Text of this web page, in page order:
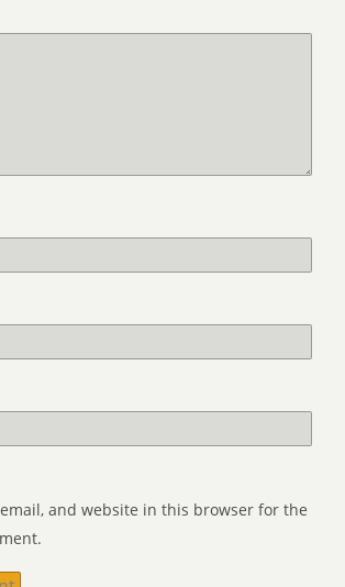
and website in this browser for the